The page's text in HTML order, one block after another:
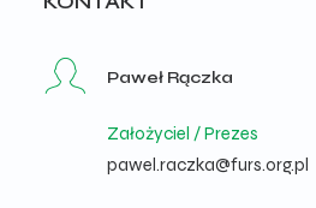
Paweł Rączka
Założyciel / Prezes
pawel.raczka@furs.org.pl